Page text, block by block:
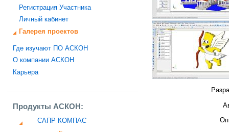
Регистрация Участника
Личный кабинет
Галерея проектов
Где изучают ПО АСКОН
О компании АСКОН
Карьера
Продукты АСКОН:
САПР КОМПАС